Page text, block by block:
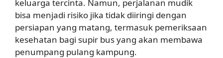
keluarga tercinta. Namun, perjalanan mudik
bisa menjadi risiko jika tidak diiringi dengan
persiapan yang matang, termasuk pemeriksaan
kesehatan bagi supir bus yang akan membawa
penumpang pulang kampung.